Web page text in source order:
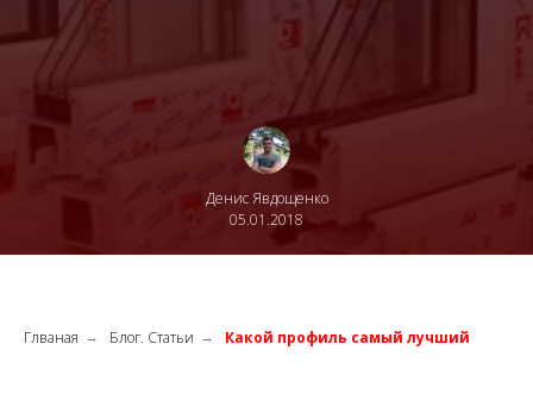
Денис Явдощенко
05.01.2018
Глваная → Блог. Статьи → Какой профиль самый лучший